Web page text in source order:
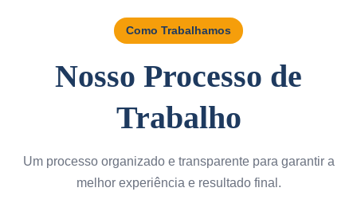
Como Trabalhamos
Nosso Processo de
Trabalho
Um processo organizado e transparente para garantir a
melhor experiência e resultado final.